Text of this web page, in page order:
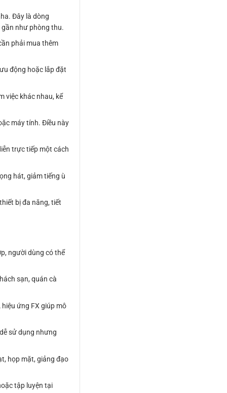
Đây là dòng
như phòng thu.
phải mua thêm
động hoặc lắp đặt
việc khác nhau, kể
máy tính. Điều này
trực tiếp một cách
hát, giảm tiếng ù
bị đa năng, tiết
người dùng có thể
sạn, quán cà
ứng FX giúp mô
sử dụng nhưng
họp mặt, giảng đạo
tập luyện tại